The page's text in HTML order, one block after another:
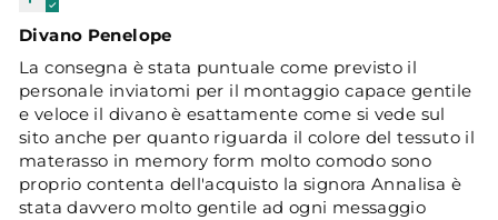
Divano Penelope
La consegna è stata puntuale come previsto il
personale inviatomi per il montaggio capace gentile
e veloce il divano è esattamente come si vede sul
sito anche per quanto riguarda il colore del tessuto il
materasso in memory form molto comodo sono
proprio contenta dell'acquisto la signora Annalisa è
stata davvero molto gentile ad ogni messaggio